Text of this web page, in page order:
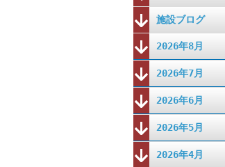
施設ブログ
2026年8月
2026年7月
2026年6月
2026年5月
2026年4月